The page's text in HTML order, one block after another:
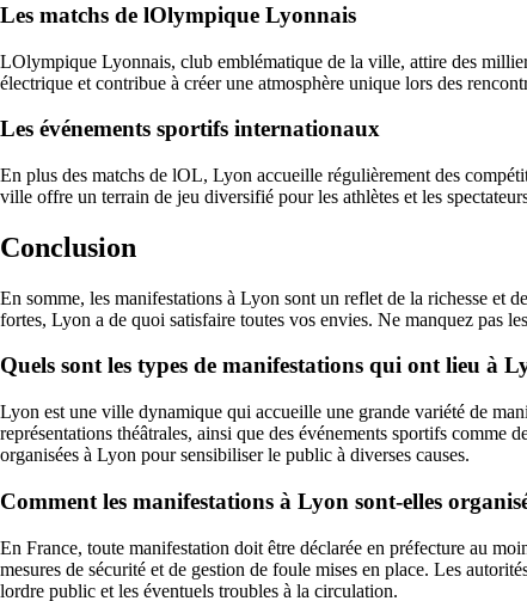
Les matchs de lOlympique Lyonnais
LOlympique Lyonnais, club emblématique de la ville, attire des
électrique et contribue à créer une atmosphère unique lors des
Les événements sportifs internationaux
En plus des matchs de lOL, Lyon accueille régulièrement des
ville offre un terrain de jeu diversifié pour les athlètes et les
Conclusion
En somme, les manifestations à Lyon sont un reflet de la richesse et
fortes, Lyon a de quoi satisfaire toutes vos envies. Ne manquez pas
Quels sont les types de manifestations qui ont lieu à
Lyon est une ville dynamique qui accueille une grande variété de
représentations théâtrales, ainsi que des événements sportifs
organisées à Lyon pour sensibiliser le public à diverses causes.
Comment les manifestations à Lyon sont-elles
En France, toute manifestation doit être déclarée en préfecture au
mesures de sécurité et de gestion de foule mises en place. Les
lordre public et les éventuels troubles à la circulation.